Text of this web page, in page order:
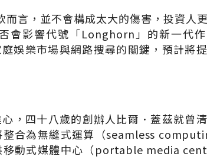
言，並不會構成太大的傷害，投資人
會影響代號「Longhorn」的新一代
娛樂市場與網路搜尋的關鍵，預計將
，四十八歲的創辦人比爾．蓋茲就曾清
整合為無縫式運算（seamless
移動式媒體中心（portable media